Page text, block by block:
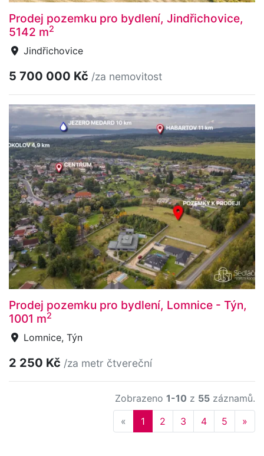
Prodej pozemku pro bydlení, Jindřichovice,
5142 m2
Jindřichovice
5 700 000 Kč /za nemovitost
Prodej pozemku pro bydlení, Lomnice - Týn,
1001 m2
Lomnice, Týn
2 250 Kč /za metr čtvereční
Zobrazeno 1-10 z 55 záznamů.
« Previous
1 2 3 4 5 »